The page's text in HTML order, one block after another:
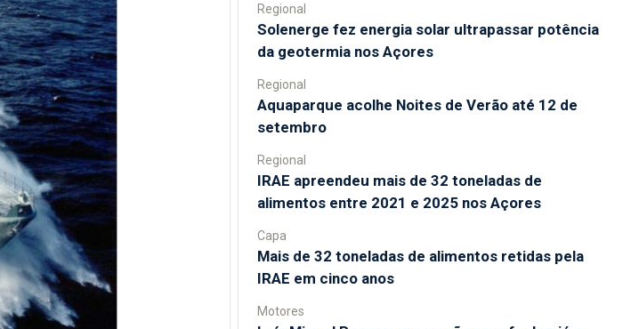
Regional
Solenerge fez energia solar ultrapassar potência
da geotermia nos Açores
Regional
Aquaparque acolhe Noites de Verão até 12 de
setembro
Regional
IRAE apreendeu mais de 32 toneladas de
alimentos entre 2021 e 2025 nos Açores
Capa
Mais de 32 toneladas de alimentos retidas pela
IRAE em cinco anos
Motores